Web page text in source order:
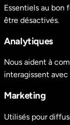
Essentiels au bon
être désactivés.
Analytiques
Nous aident à
interagissent
Marketing
Utilisés pour